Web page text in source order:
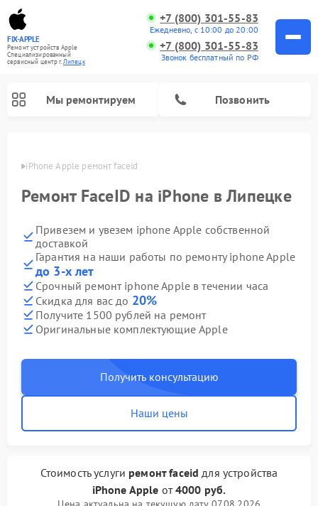
FIX-APPLE
Ремонт устройств Apple
Специализированный
cервисный центр г.Липецк
+7 (800) 301-55-83
Ежедневно, с 10:00 до 20:00
+7 (800) 301-55-83
Звонок бесплатный по РФ
Мы ремонтируем Позвонить
iPhone Apple ремонт faceid
Ремонт FaceID на iPhone в Липецке
Привезем и увезем iphone Apple собственной
доставкой
Гарантия на наши работы по ремонту iphone Apple
до 3-х лет
Срочный ремонт iphone Apple в течении часа
Скидка для вас до 20%
Получите 1500 рублей на ремонт
Оригинальные комплектующие Apple
Получить консультацию
Наши цены
Стоимость услуги ремонт faceid для устройства
iPhone Apple от4000 руб.